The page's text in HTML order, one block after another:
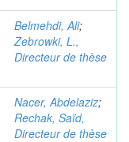
Belmehdi, Ali;
Zebrowki, L.,
Directeur de thèse
Nacer, Abdelaziz;
Rechak, Saïd,
Directeur de thèse